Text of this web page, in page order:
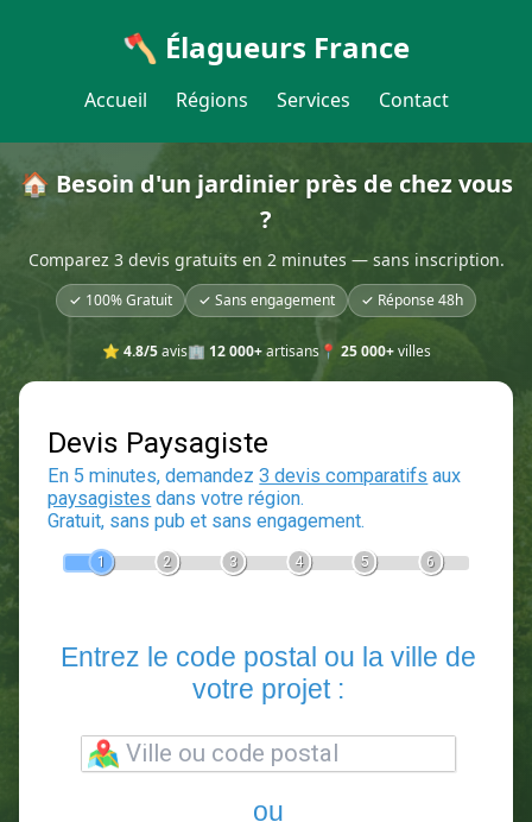
🪓 Élagueurs France
Accueil Régions Services Contact
🏠 Besoin d'un jardinier près de chez vous
?
Comparez 3 devis gratuits en 2 minutes — sans inscription.
✓ 100% Gratuit ✓ Sans engagement ✓ Réponse 48h
⭐ 4.8/5avis🏢 12 000+artisans📍 25 000+villes
Devis Paysagiste
En 5 minutes, demandez3 devis comparatifs
2 3
Entrez le code postal ou la